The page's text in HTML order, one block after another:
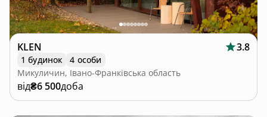
KLEN 3.8
1 будинок
4 особи
Микуличин, Івано-Франківська область
від₴6 500доба